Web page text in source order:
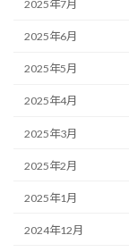
2025年7月
2025年6月
2025年5月
2025年4月
2025年3月
2025年2月
2025年1月
2024年12月